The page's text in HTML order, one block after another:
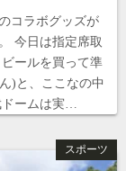
コラボグッズが
今日は指定席取
ールを買って準
)と、ここなの中
ドームは実…
スポーツ